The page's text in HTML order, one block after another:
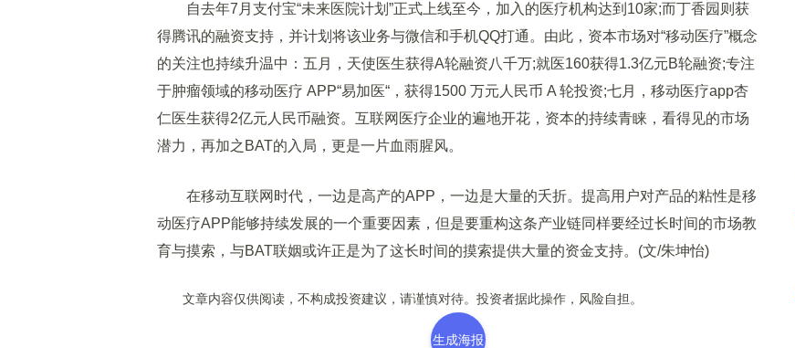
自去年7月支付宝“未来医院计划”正式上线至今，加入的医疗机构达到10家;而丁香园则获
得腾讯的融资支持，并计划将该业务与微信和手机QQ打通。由此，资本市场对“移动医疗”概念
的关注也持续升温中：五月，天使医生获得A轮融资八千万;就医160获得1.3亿元B轮融资;专注
于肿瘤领域的移动医疗 APP“易加医“，获得1500 万元人民币 A 轮投资;七月，移动医疗app杏
仁医生获得2亿元人民币融资。互联网医疗企业的遍地开花，资本的持续青睐，看得见的市场
潜力，再加之BAT的入局，更是一片血雨腥风。
在移动互联网时代，一边是高产的APP，一边是大量的夭折。提高用户对产品的粘性是移
动医疗APP能够持续发展的一个重要因素，但是要重构这条产业链同样要经过长时间的市场教
育与摸索，与BAT联姻或许正是为了这长时间的摸索提供大量的资金支持。(文/朱坤怡)
文章内容仅供阅读，不构成投资建议，请谨慎对待。投资者据此操作，风险自担。
生成海报